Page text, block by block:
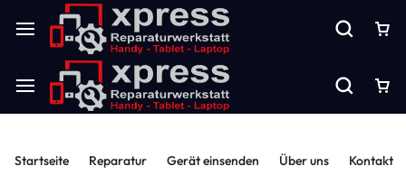
Startseite Reparatur Gerät einsenden Über uns Kontakt